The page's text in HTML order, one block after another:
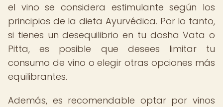
el vino se considera estimulante según los
principios de la dieta Ayurvédica. Por lo tanto,
si tienes un desequilibrio en tu dosha Vata o
Pitta, es posible que desees limitar tu
consumo de vino o elegir otras opciones más
equilibrantes.
Además, es recomendable optar por vinos